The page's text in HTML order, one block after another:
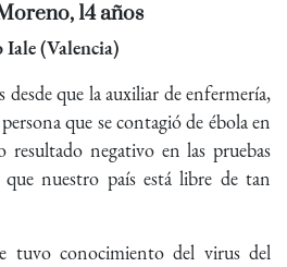
14 años
Iale (Valencia)
desde que la auxiliar de enfermería,
que se contagió de ébola en
resultado negativo en las pruebas
nuestro país está libre de tan
tuvo conocimiento del virus del